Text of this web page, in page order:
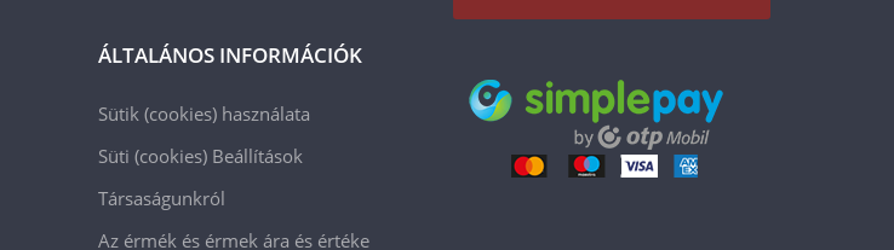
ÁLTALÁNOS INFORMÁCIÓK
Sütik (cookies) használata
Süti (cookies) Beállítások
Társaságunkról
Az érmék és érmek ára és értéke